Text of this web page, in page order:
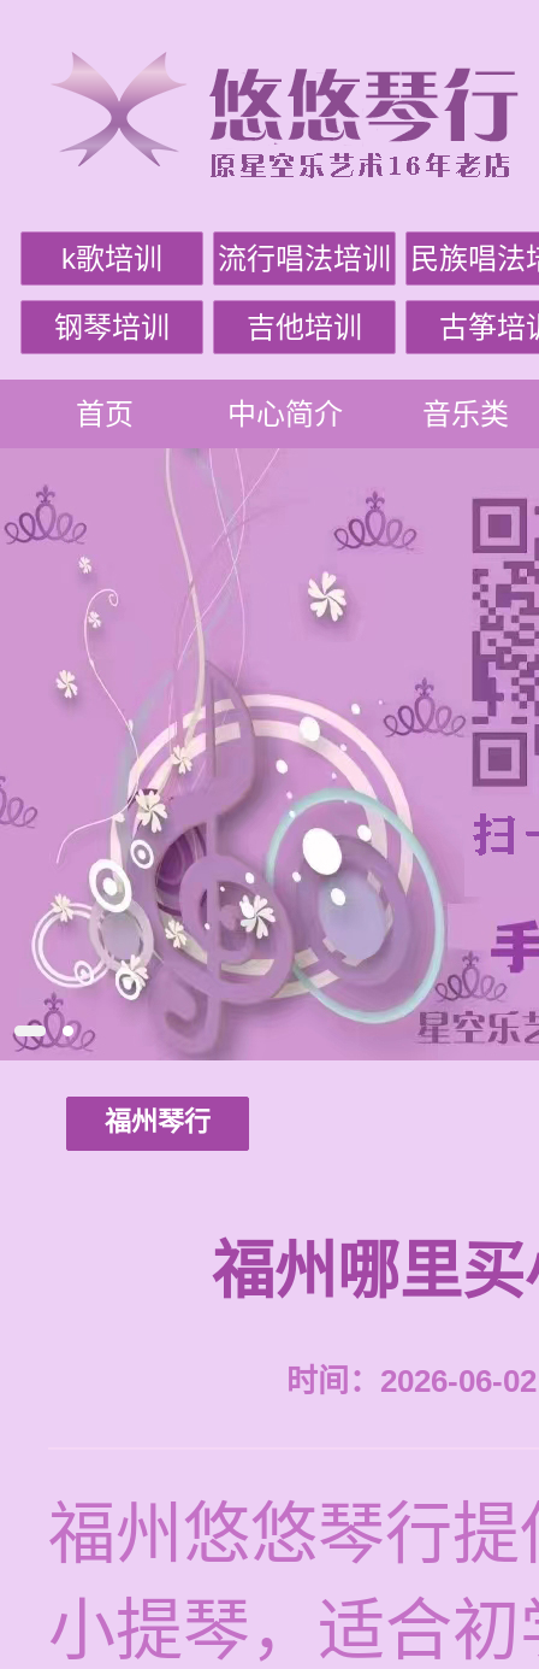
k歌培训 流行唱法培训 民族唱法
钢琴培训 吉他培训 古筝培
首页 中心简介 音乐类
福州琴行
福州哪里
时间：2026-06-
福州悠悠琴行
小提琴，适合